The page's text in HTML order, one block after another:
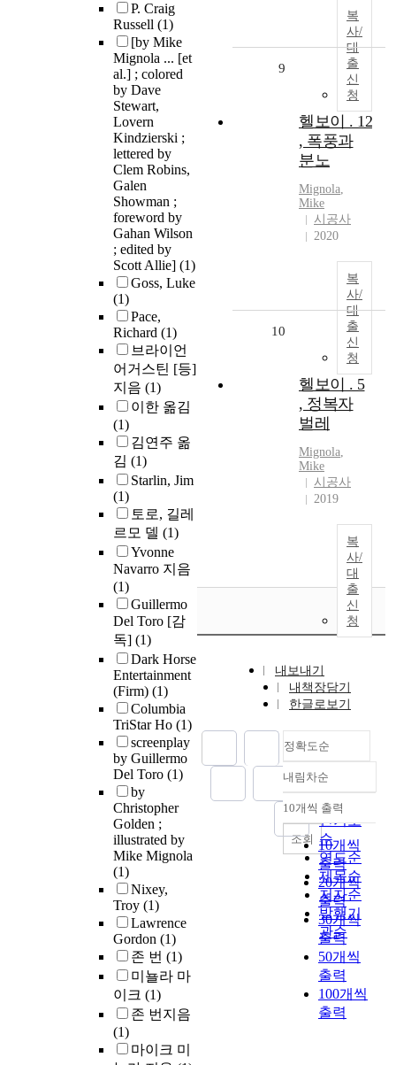
P. Craig
Russell (1)
[by Mike
Mignola ... [et
al.] ; colored
by Dave
Stewart,
Lovern
Kindzierski ;
lettered by
Clem Robins,
Galen
Showman ;
foreword by
Gahan Wilson
; edited by
Scott Allie] (1)
Goss, Luke
(1)
Pace,
Richard (1)
브라이언
어거스틴 [등]
지음 (1)
이한 옮김
(1)
김연주 옮
김 (1)
Starlin, Jim
(1)
토로, 길레
르모 델 (1)
Yvonne
Navarro 지음
(1)
Guillermo
Del Toro [감
독] (1)
Dark Horse
Entertainment
(Firm) (1)
Columbia
TriStar Ho (1)
screenplay
by Guillermo
Del Toro (1)
by
Christopher
Golden ;
illustrated by
Mike Mignola
(1)
Nixey,
Troy (1)
Lawrence
Gordon (1)
존 번 (1)
미뇰라 마
이크 (1)
존 번지음
(1)
마이크 미
복
사/
대
출
신
청
9
헬보이 . 12
, 폭풍과
분노
Mignola,
Mike
시공사
2020
복
사/
대
출
신
청
10
헬보이 . 5
, 정복자
벌레
Mignola,
Mike
시공사
2019
복
사/
대
출
신
청
내보내기
내책장담기
한글로보기
정확도순
정확도
순
인기도
순
연도순
제목순
저자순
발행기
관순
내림차순
내림차순
10개씩 출력
10개씩
출력
20개씩
출력
30개씩
출력
50개씩
출력
100개씩
출력
조회